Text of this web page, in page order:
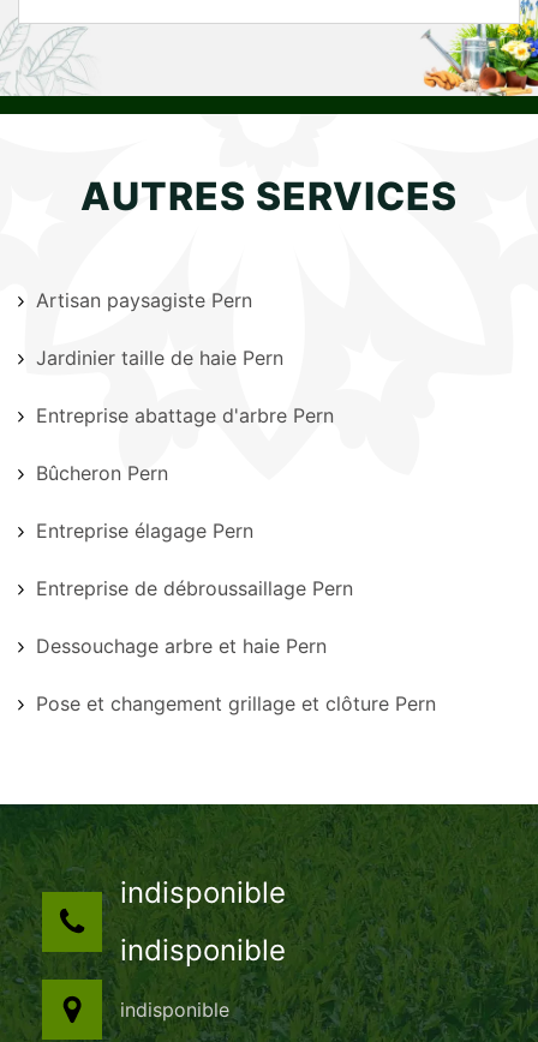
AUTRES SERVICES
Artisan paysagiste Pern
Jardinier taille de haie Pern
Entreprise abattage d'arbre Pern
Bûcheron Pern
Entreprise élagage Pern
Entreprise de débroussaillage Pern
Dessouchage arbre et haie Pern
Pose et changement grillage et clôture Pern
indisponible
indisponible
indisponible